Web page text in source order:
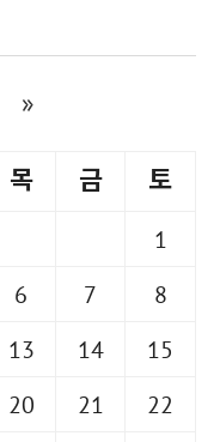
»
목 금 토
1
6 7
8
13 14
15
20 21
22